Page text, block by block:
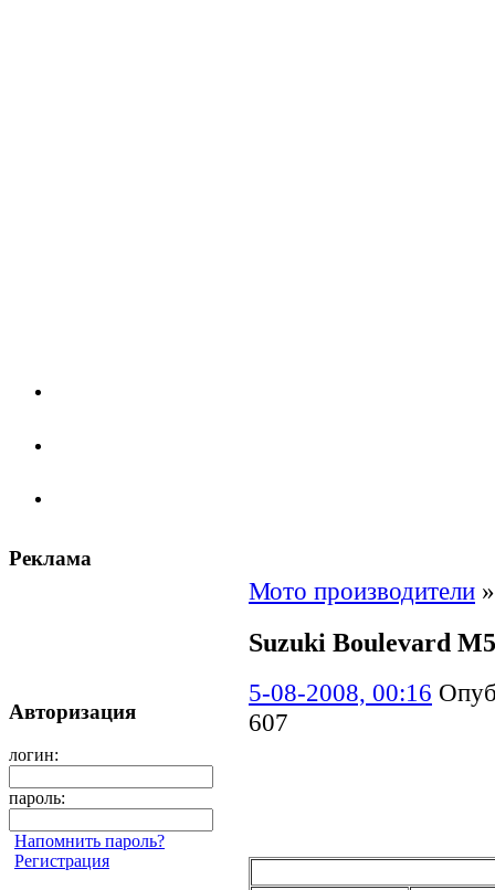
Реклама
Авторизация
логин:
пароль:
Напомнить пароль?
Регистрация
Мото производители
Suzuki Boulevard
5-08-2008, 00:16
607